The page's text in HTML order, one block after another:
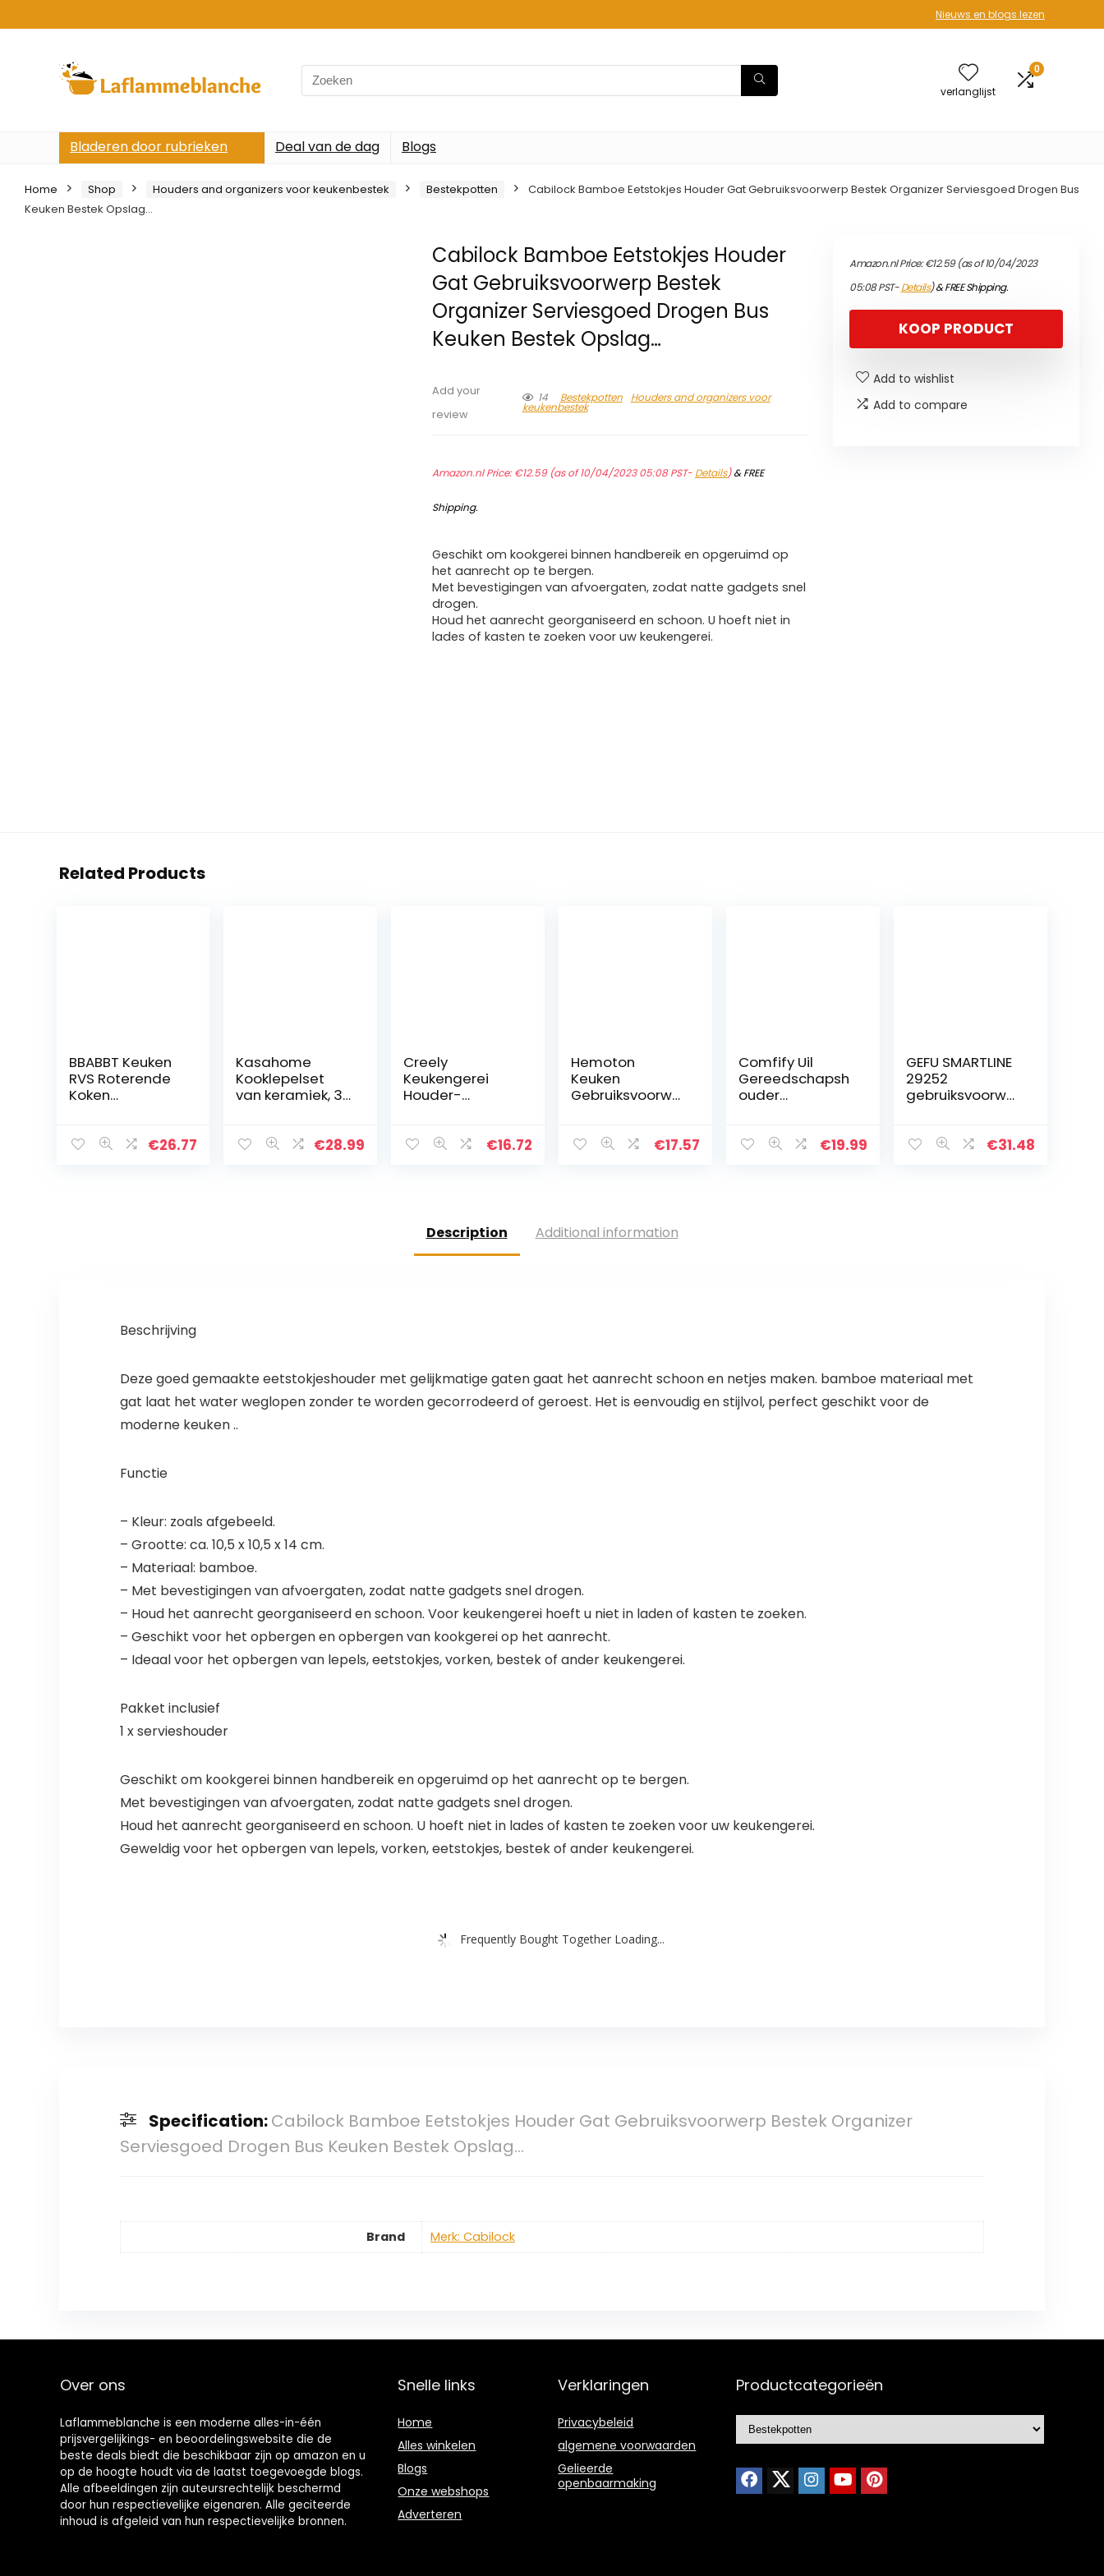
Nieuws en blogs lezen
Search
for:
verlanglijst
0
Bladeren door rubrieken Deal van de dag Blogs
Home Shop Houders and organizers voor keukenbestek Bestekpotten
Cabilock Bamboe Eetstokjes Houder Gat Gebruiksvoorwerp Bestek Organizer Serviesgoed Drogen Bus
Keuken Bestek Opslag…
Cabilock Bamboe Eetstokjes Houder
Gat Gebruiksvoorwerp Bestek
Organizer Serviesgoed Drogen Bus
Keuken Bestek Opslag…
Add your
review
14 Bestekpotten Houders and organizers voor
keukenbestek
Amazon.nl Price:€12.59(as of 10/04/2023 05:08 PST- Details)&FREE
Shipping.
Geschikt om kookgerei binnen handbereik en opgeruimd op
het aanrecht op te bergen.
Met bevestigingen van afvoergaten, zodat natte gadgets snel
drogen.
Houd het aanrecht georganiseerd en schoon. U hoeft niet in
lades of kasten te zoeken voor uw keukengerei.
Amazon.nl Price:€12.59(as of 10/04/2023
05:08 PST-Details)&FREE Shipping.
KOOP PRODUCT
Add to wishlist
Add to compare
Related Products
BBABBT Keuken
RVS Roterende
Koken
Houder,Roestbe
€26.77
Kasahome
Kooklepelset
van keramiek, 3
26 x 10 cm €28.99
Creely
Keukengerei
Houder-
Decor-Wit en
Keuken…
€16.72
Hemoton
Keuken
Gebruiksvoorwer
p Crock Spatel
€17.57
Comfify Uil
Gereedschapsh
ouder
Kookgerei Crock
€19.99
GEFU SMARTLINE
29252
gebruiksvoorwer
altijd binnen€31.48
Description Additional information
Beschrijving
Deze goed gemaakte eetstokjeshouder met gelijkmatige gaten gaat het aanrecht schoon en netjes maken. bamboe materiaal met
gat laat het water weglopen zonder te worden gecorrodeerd of geroest. Het is eenvoudig en stijlvol, perfect geschikt voor de
moderne keuken ..
Functie
– Kleur: zoals afgebeeld.
– Grootte: ca. 10,5 x 10,5 x 14 cm.
– Materiaal: bamboe.
– Met bevestigingen van afvoergaten, zodat natte gadgets snel drogen.
– Houd het aanrecht georganiseerd en schoon. Voor keukengerei hoeft u niet in laden of kasten te zoeken.
– Geschikt voor het opbergen en opbergen van kookgerei op het aanrecht.
– Ideaal voor het opbergen van lepels, eetstokjes, vorken, bestek of ander keukengerei.
Pakket inclusief
1 x servieshouder
Geschikt om kookgerei binnen handbereik en opgeruimd op het aanrecht op te bergen.
Met bevestigingen van afvoergaten, zodat natte gadgets snel drogen.
Houd het aanrecht georganiseerd en schoon. U hoeft niet in lades of kasten te zoeken voor uw keukengerei.
Geweldig voor het opbergen van lepels, vorken, eetstokjes, bestek of ander keukengerei.
Frequently Bought Together Loading...
Specification:Cabilock Bamboe Eetstokjes Houder Gat Gebruiksvoorwerp Bestek Organizer
Serviesgoed Drogen Bus Keuken Bestek Opslag…
Brand Merk: Cabilock
Over ons
Laflammeblanche is een moderne alles-in-één
prijsvergelijkings- en beoordelingswebsite die de
beste deals biedt die beschikbaar zijn op amazon en u
op de hoogte houdt via de laatst toegevoegde blogs.
Alle afbeeldingen zijn auteursrechtelijk beschermd
door hun respectievelijke eigenaren. Alle geciteerde
inhoud is afgeleid van hun respectievelijke bronnen.
Snelle links
Home
Alles winkelen
Blogs
Onze webshops
Adverteren
Verklaringen
Privacybeleid
algemene voorwaarden
Gelieerde
openbaarmaking
Productcategorieën